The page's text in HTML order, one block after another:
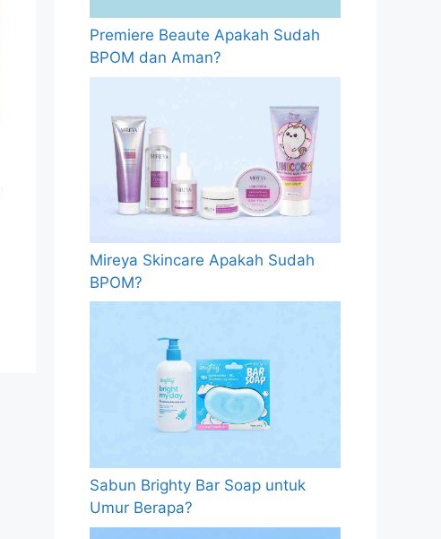
Premiere Beaute Apakah Sudah
BPOM dan Aman?
Mireya Skincare Apakah Sudah
BPOM?
Sabun Brighty Bar Soap untuk
Umur Berapa?